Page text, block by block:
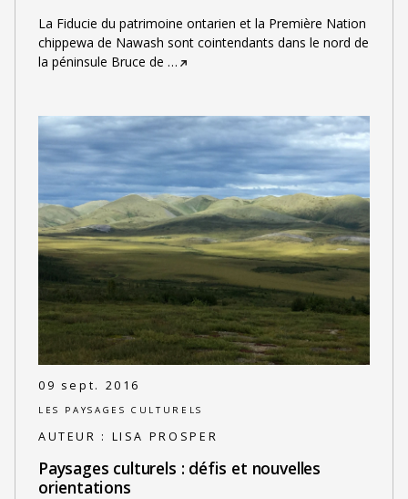
La Fiducie du patrimoine ontarien et la Première Nation
chippewa de Nawash sont cointendants dans le nord de
la péninsule Bruce de …
09 sept. 2016
LES PAYSAGES CULTURELS
AUTEUR : LISA PROSPER
Paysages culturels : défis et nouvelles
orientations